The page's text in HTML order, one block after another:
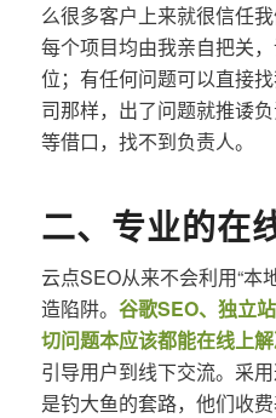
么很多客户上来就很信任
每个项目均由我亲自把关
位；有任何问题可以直接
司那样，出了问题就推诿
等借口，找不到负责人。
二、专业的在
云点SEO从来不会利用“本
造陷阱。 谷歌SEO、独立
切问题本应该都能在线上
引导用户到线下交流。采
是钓大鱼的套路，他们收